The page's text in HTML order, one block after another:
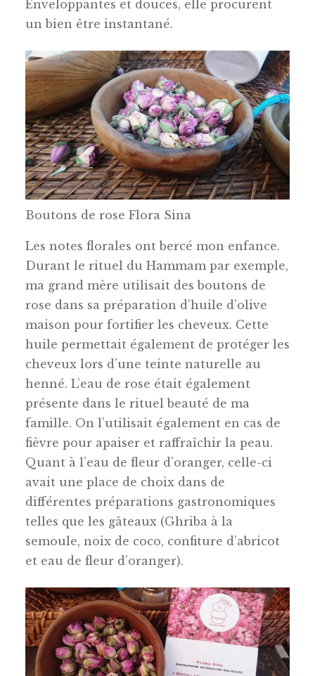
Enveloppantes et douces, elle procurent
un bien être instantané.
Boutons de rose Flora Sina
Les notes florales ont bercé mon enfance.
Durant le rituel du Hammam par exemple,
ma grand mère utilisait des boutons de
rose dans sa préparation d’huile d’olive
maison pour fortifier les cheveux. Cette
huile permettait également de protéger les
cheveux lors d’une teinte naturelle au
henné. L’eau de rose était également
présente dans le rituel beauté de ma
famille. On l’utilisait également en cas de
fièvre pour apaiser et raffraîchir la peau.
Quant à l’eau de fleur d’oranger, celle-ci
avait une place de choix dans de
différentes préparations gastronomiques
telles que les gâteaux (Ghriba à la
semoule, noix de coco, confiture d’abricot
et eau de fleur d’oranger).